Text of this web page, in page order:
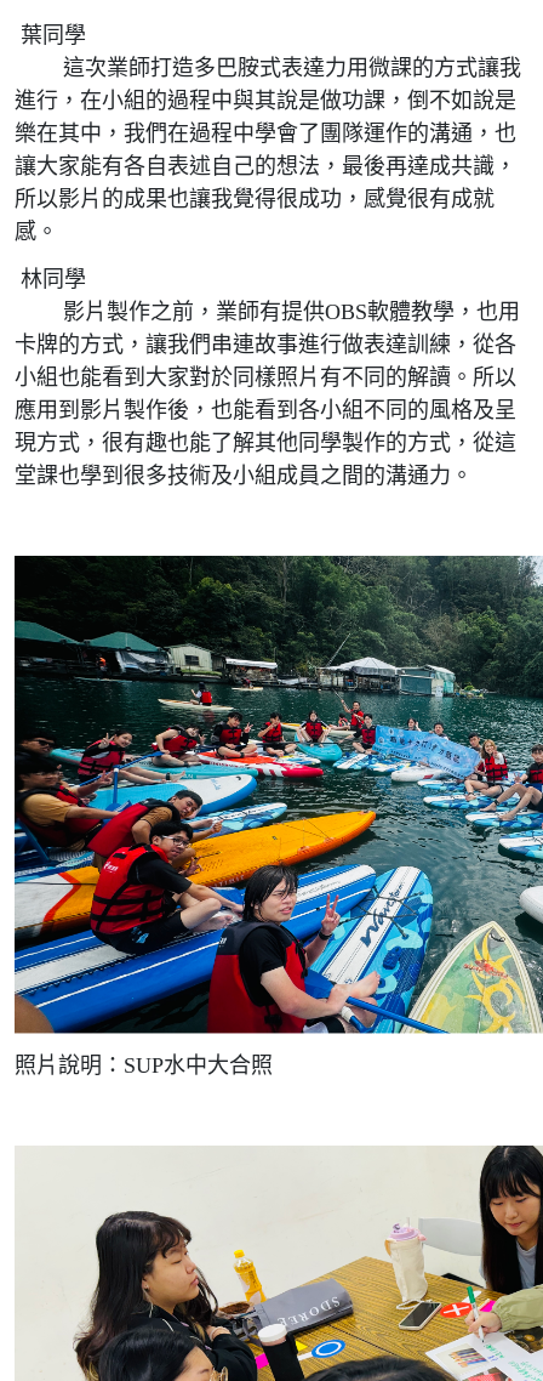
葉同學
這次業師打造多巴胺式表達力用微課的方式讓我
進行，在小組的過程中與其說是做功課，倒不如說是
樂在其中，我們在過程中學會了團隊運作的溝通，也
讓大家能有各自表述自己的想法，最後再達成共識，
所以影片的成果也讓我覺得很成功，感覺很有成就
感。
林同學
影片製作之前，業師有提供OBS軟體教學，也用
卡牌的方式，讓我們串連故事進行做表達訓練，從各
小組也能看到大家對於同樣照片有不同的解讀。所以
應用到影片製作後，也能看到各小組不同的風格及呈
現方式，很有趣也能了解其他同學製作的方式，從這
堂課也學到很多技術及小組成員之間的溝通力。
照片說明：SUP水中大合照